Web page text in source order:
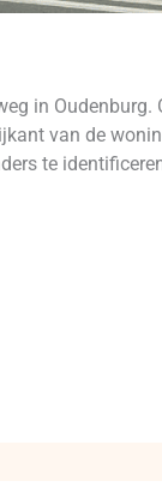
in Oudenburg.
van de
te